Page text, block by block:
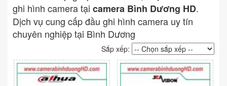
ghi hình camera tại camera Bình Dương HD.
Dịch vụ cung cấp đầu ghi hình camera uy tín
chuyên nghiệp tại Bình Dương
Sắp xếp: